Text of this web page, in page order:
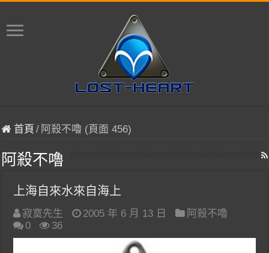
首頁 / 阿殺不嚕 (頁面 456)
阿殺不嚕
上海自來水來自海上
寂寞先生 2005 年 6 月 13 日
阿殺不嚕
0
36